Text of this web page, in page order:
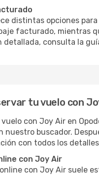
distintas opciones
facturado, mientras
consulta la
tu vuelo con
con Joy Air en
nuestro buscador.
con todos los
con Joy Air
con Joy Air suele